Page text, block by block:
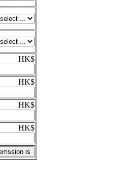
HK$
HK$
HK$
HK$